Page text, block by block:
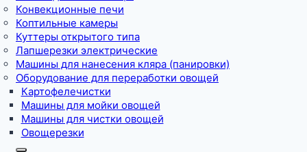
Конвекционные печи
Коптильные камеры
Куттеры открытого типа
Лапшерезки электрические
Машины для нанесения кляра (панировки)
Оборудование для переработки овощей
Картофелечистки
Машины для мойки овощей
Машины для чистки овощей
Овощерезки